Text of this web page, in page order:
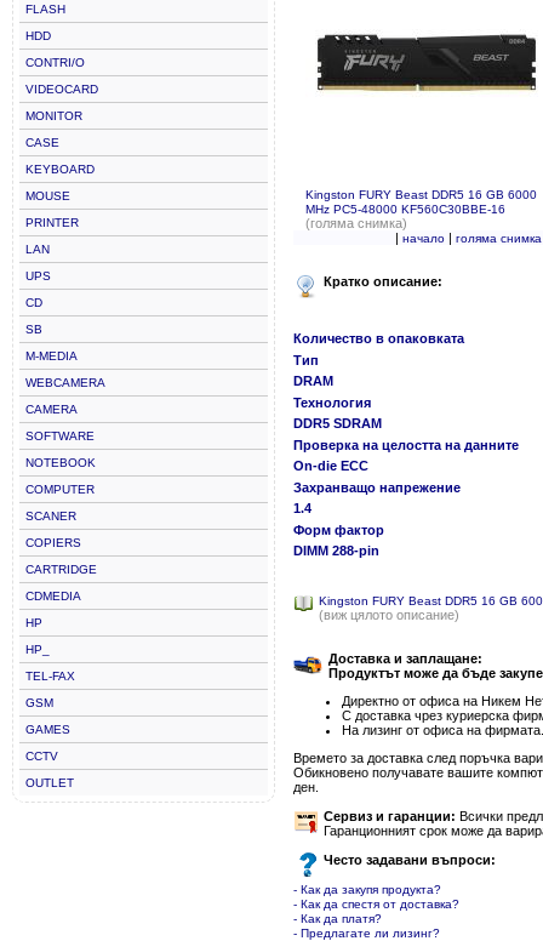
FLASH
HDD
CONTRI/O
VIDEOCARD
MONITOR
CASE
KEYBOARD
MOUSE
PRINTER
LAN
UPS
CD
SB
M-MEDIA
WEBCAMERA
CAMERA
SOFTWARE
NOTEBOOK
COMPUTER
SCANER
COPIERS
CARTRIDGE
CDMEDIA
HP
HP_
TEL-FAX
GSM
GAMES
CCTV
OUTLET
Kingston FURY Beast DDR5 16 GB 6000
MHz PC5-48000 KF560C30BBE-16
(голяма снимка)
| начало| голяма снимка
Кратко описание:
Количество в опаковката
Тип
DRAM
Технология
DDR5 SDRAM
Проверка на целостта на данните
On-die ECC
Захранващо напрежение
1.4
Форм фактор
DIMM 288-pin
Kingston FURY Beast DDR5 16 GB
(виж цялото описание)
Доставка и заплащане:
Продуктът може да бъде
Директно от офиса на Никем
С доставка чрез куриерска
На лизинг от офиса на фирмата.
Времето за доставка след поръчка
Обикновено получавате вашите
ден.
Сервиз и гаранции: Всички
Гаранционният срок може да
Често задавани въпроси:
- Как да закупя продукта?
- Как да спестя от доставка?
- Как да платя?
- Предлагате ли лизинг?